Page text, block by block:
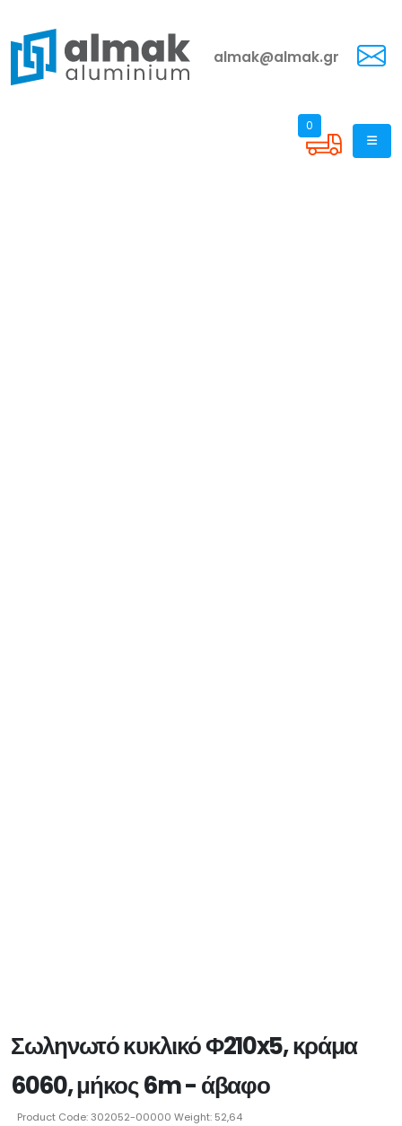
almak@almak.gr
0
Σωληνωτό κυκλικό Φ210x5, κράμα
6060, μήκος 6m - άβαφο
Product Code: 302052-00000 Weight: 52,64